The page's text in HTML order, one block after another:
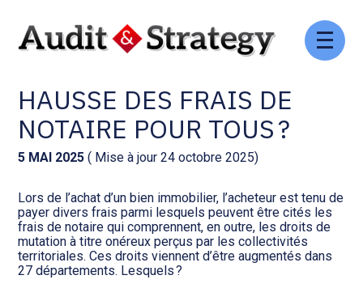
Aller
Comptabilité et conseil
Social et ressources humaines
Assistance juridique
Audit légal
Gestion de patrimoine
Gestion des documents : ISuite
Tenue de votre comptabilité :
ACD
Facturation et pilotage :
Facturation et pilotage : MEG
Analyse et tableau de bord :
WAIBI
HAUSSE DES FRAIS DE
NOTAIRE POUR TOUS ?
5 MAI 2025 ( Mise à jour 24 octobre 2025)
Lors de l’achat d’un bien immobilier, l’acheteur est tenu de
payer divers frais parmi lesquels peuvent être cités les
frais de notaire qui comprennent, en outre, les droits de
mutation à titre onéreux perçus par les collectivités
territoriales. Ces droits viennent d’être augmentés dans
27 départements. Lesquels ?